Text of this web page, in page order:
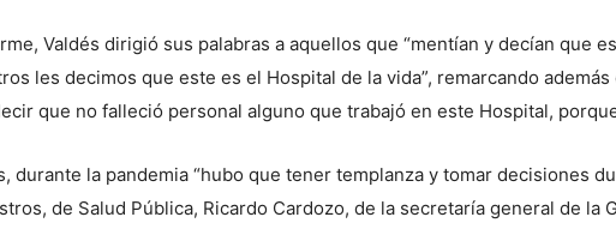
Valdés dirigió sus palabras a aquellos que “mentían y decían que
les decimos que este es el Hospital de la vida”, remarcando
que no falleció personal alguno que trabajó en este Hospital,
durante la pandemia “hubo que tener templanza y tomar decisiones
de Salud Pública, Ricardo Cardozo, de la secretaría general de la